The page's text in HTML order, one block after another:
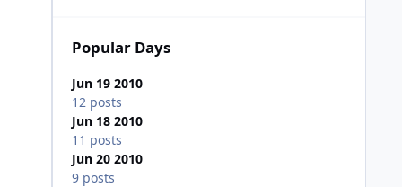
Popular Days
Jun 19 2010
12 posts
Jun 18 2010
11 posts
Jun 20 2010
9 posts